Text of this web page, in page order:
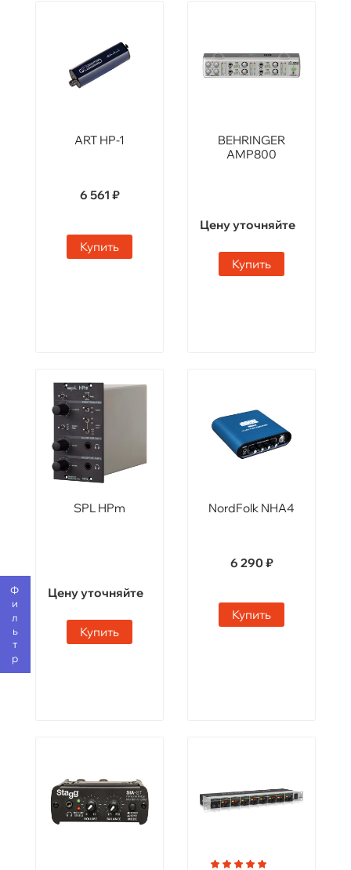
Фильтр
ART HP-1
6 561 ₽
Купить
BEHRINGER
AMP800
Цену уточняйте
Купить
SPL HPm
Цену уточняйте
Купить
NordFolk NHA4
6 290 ₽
Купить